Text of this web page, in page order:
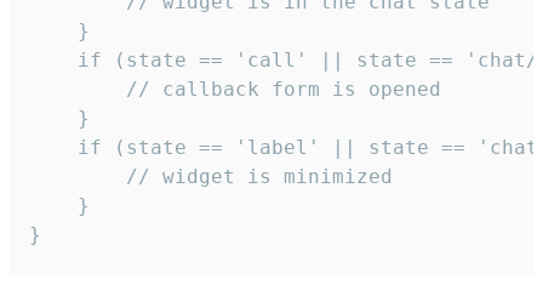
    }
if (state == 'call' || state ==
        // callback form is opened
    }
if (state == 'label' || state ==
        // widget is minimized
    }
}